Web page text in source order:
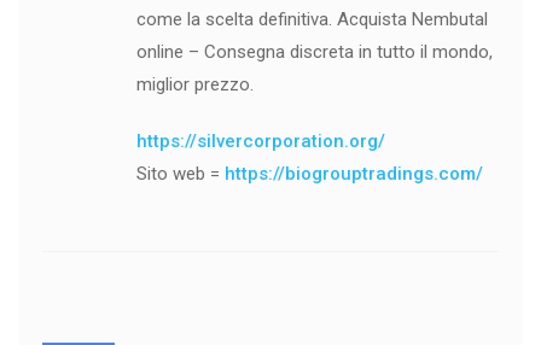
come la scelta definitiva. Acquista Nembutal
online – Consegna discreta in tutto il mondo,
miglior prezzo.
https://silvercorporation.org/
Sito web = https://biogrouptradings.com/